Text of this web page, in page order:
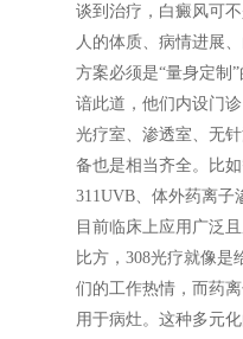
谈到治疗，白癜风可
人的体质、病情进展
方案必须是“量身定制
谙此道，他们内设门
光疗室、渗透室、无
备也是相当齐全。比如
311UVB、体外药离子
目前临床上应用广泛
比方，308光疗就像是
们的工作热情，而药
用于病灶。这种多元